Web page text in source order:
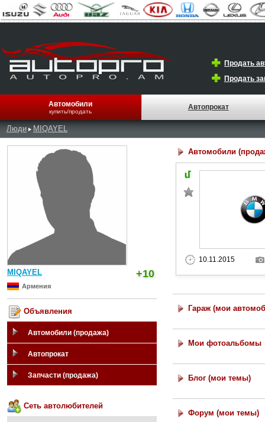
Продать
Продать
Автомобили
купить/продать
Автопрокат
Люди MIQAYEL
MIQAYEL +10
Армения
Объявления
Автомобили (продажа)
Автопрокат
Запчасти (продажа)
Сеть автолюбителей
Автомобили
10.11.2015
Гараж (мои
Мои фотоальбомы
Блог (мои темы)
Форум (мои темы)